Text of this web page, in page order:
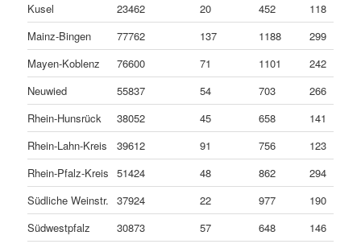
Kusel
23462 20 452
118
Mainz-Bingen
77762 137 1188
299
Mayen-Koblenz
76600 71 1101
242
Neuwied
55837 54 703
266
Rhein-Hunsrück
38052 45 658
141
Rhein-Lahn-Kreis
39612 91 756
123
Rhein-Pfalz-Kreis 51424 48 862
294
Südliche Weinstr. 37924 22 977
190
Südwestpfalz
30873 57 648
146